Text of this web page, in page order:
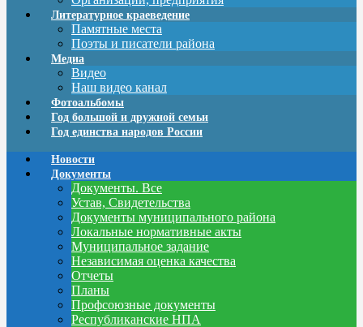
Литературное краеведение
Памятные места
Поэты и писатели района
Медиа
Видео
Наш видео канал
Фотоальбомы
Год большой и дружной семьи
Год единства народов России
Новости
Документы
Документы. Все
Устав, Свидетельства
Документы муниципального района
Локальные нормативные акты
Муниципальное задание
Независимая оценка качества
Отчеты
Планы
Профсоюзные документы
Республиканские НПА